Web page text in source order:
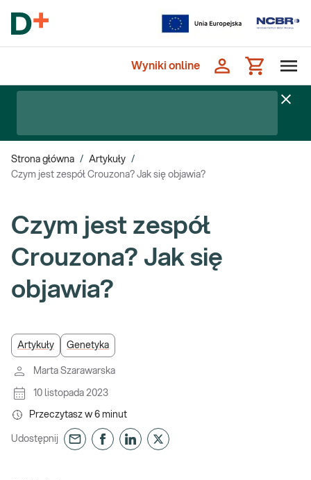
Wyniki online
Strona główna / Artykuły /
Czym jest zespół Crouzona? Jak się objawia?
Czym jest zespół
Crouzona? Jak się
objawia?
Artykuły Genetyka
Marta Szarawarska
10 listopada 2023
Przeczytasz w 6 minut
Udostępnij